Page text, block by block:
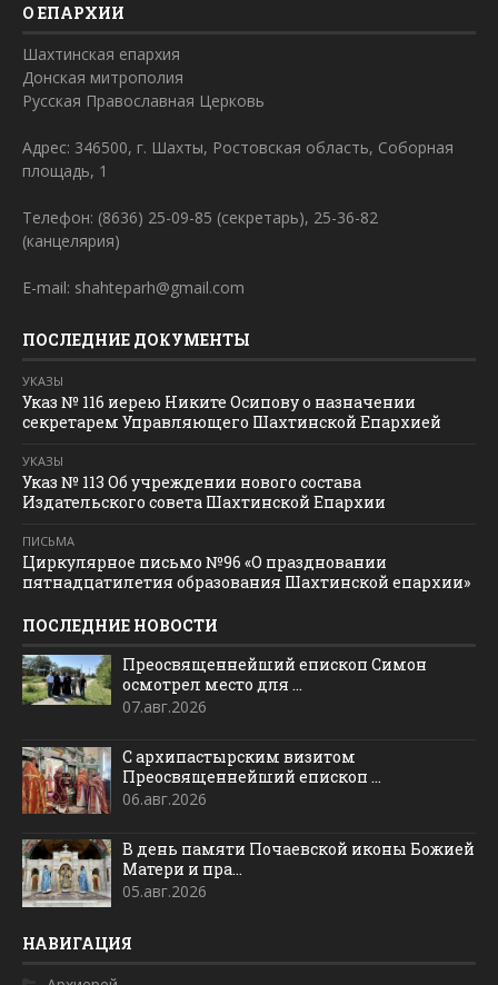
О ЕПАРХИИ
Шахтинская епархия
Донская митрополия
Русская Православная Церковь
Адрес: 346500, г. Шахты, Ростовская область, Соборная
площадь, 1
Телефон: (8636) 25-09-85 (секретарь), 25-36-82
(канцелярия)
E-mail: shahteparh@gmail.com
ПОСЛЕДНИЕ ДОКУМЕНТЫ
УКАЗЫ
Указ № 116 иерею Никите Осипову о назначении
секретарем Управляющего Шахтинской Епархией
УКАЗЫ
Указ № 113 Об учреждении нового состава
Издательского совета Шахтинской Епархии
ПИСЬМА
Циркулярное письмо №96 «О праздновании
пятнадцатилетия образования Шахтинской епархии»
ПОСЛЕДНИЕ НОВОСТИ
Преосвященнейший епископ Симон
осмотрел место для ...
07.авг.2026
С архипастырским визитом
Преосвященнейший епископ ...
06.авг.2026
В день памяти Почаевской иконы Божией
Матери и пра...
05.авг.2026
НАВИГАЦИЯ